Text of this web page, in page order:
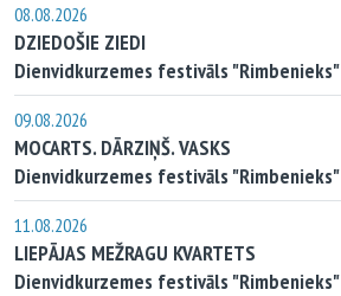
08.08.2026
DZIEDOŠIE ZIEDI
Dienvidkurzemes festivāls "Rimbenieks"
09.08.2026
MOCARTS. DĀRZIŅŠ. VASKS
Dienvidkurzemes festivāls "Rimbenieks"
11.08.2026
LIEPĀJAS MEŽRAGU KVARTETS
Dienvidkurzemes festivāls "Rimbenieks"